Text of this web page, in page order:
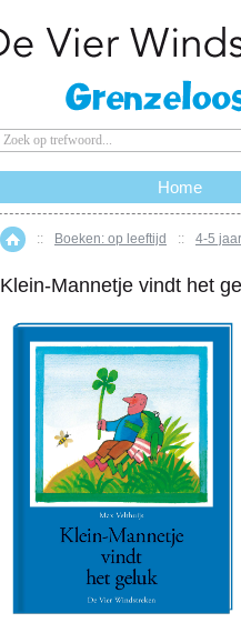
Home
:: Boeken: op leeftijd :: 4-5 jaar
Klein-Mannetje vindt het
Home